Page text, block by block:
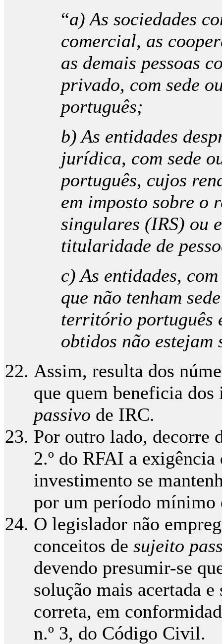
“a) As sociedades
comercial, as
as demais pessoas
privado, com sede
português;
b) As entidades
jurídica, com sede
português, cujos
em imposto sobre o
singulares (IRS) ou
titularidade de
c) As entidades,
que não tenham
território português
obtidos não estejam
Assim, resulta dos
que quem beneficia
passivo de IRC.
Por outro lado, decorre
2.º do RFAI a
investimento se
por um período mínimo
O legislador não
conceitos de sujeito
devendo presumir-se
solução mais acertada
correta, em
n.º 3, do Código Civil.